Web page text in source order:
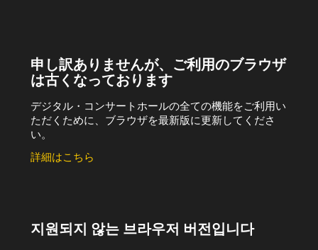
申し訳ありませんが、ご利用のブラウザ
は古くなっております
デジタル・コンサートホールの全ての機能をご利用い
ただくために、ブラウザを最新版に更新してくださ
い。
詳細はこちら
지원되지 않는 브라우저 버전입니다